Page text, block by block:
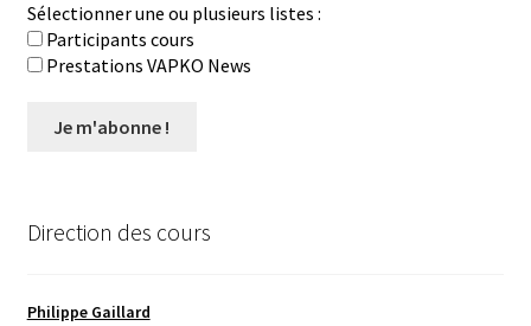
Sélectionner une ou plusieurs listes :
Participants cours
Prestations VAPKO News
Direction des cours
Philippe Gaillard